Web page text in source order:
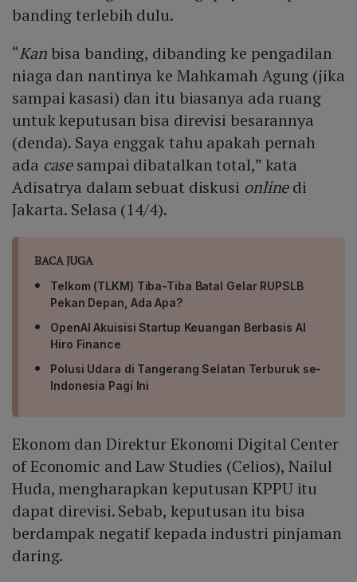
banding terlebih dulu.
“Kanbisa banding, dibanding ke pengadilan
niaga dan nantinya ke Mahkamah Agung (jika
sampai kasasi) dan itu biasanya ada ruang
untuk keputusan bisa direvisi besarannya
(denda). Saya enggak tahu apakah pernah
ada casesampai dibatalkan total,” kata
Adisatrya dalam sebuat diskusi onlinedi
Jakarta. Selasa (14/4).
BACA JUGA
Telkom (TLKM) Tiba-Tiba Batal Gelar RUPSLB
Pekan Depan, Ada Apa?
OpenAI Akuisisi Startup Keuangan Berbasis AI
Hiro Finance
Polusi Udara di Tangerang Selatan Terburuk se-
Indonesia Pagi Ini
Ekonom dan Direktur Ekonomi Digital Center
of Economic and Law Studies (Celios), Nailul
Huda, mengharapkan keputusan KPPU itu
dapat direvisi. Sebab, keputusan itu bisa
berdampak negatif kepada industri pinjaman
daring.